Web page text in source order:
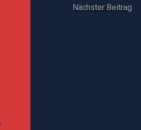
Nächster Beitrag